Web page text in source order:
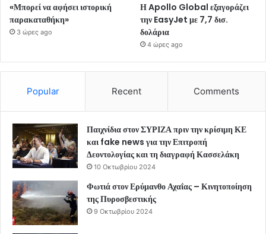
«Μπορεί να αφήσει ιστορική
παρακαταθήκη»
3 ώρες ago
Η Apollo Global εξαγοράζει
την EasyJet με 7,7 δισ.
δολάρια
4 ώρες ago
Popular Recent Comments
Παιχνίδια στον ΣΥΡΙΖΑ πριν την κρίσιμη ΚΕ
και fake news για την Επιτροπή
Δεοντολογίας και τη διαγραφή Κασσελάκη
10 Οκτωβρίου 2024
Φωτιά στον Ερύμανθο Αχαΐας – Κινητοποίηση
της Πυροσβεστικής
9 Οκτωβρίου 2024